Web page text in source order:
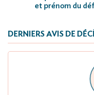
et prénom du
DERNIERS AVIS DE